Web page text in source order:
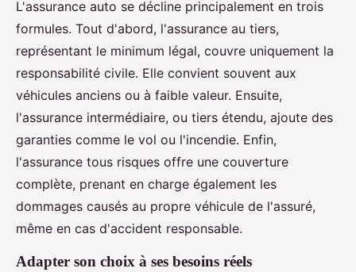
L'assurance auto se décline principalement en trois
formules. Tout d'abord, l'assurance au tiers,
représentant le minimum légal, couvre uniquement la
responsabilité civile. Elle convient souvent aux
véhicules anciens ou à faible valeur. Ensuite,
l'assurance intermédiaire, ou tiers étendu, ajoute des
garanties comme le vol ou l'incendie. Enfin,
l'assurance tous risques offre une couverture
complète, prenant en charge également les
dommages causés au propre véhicule de l'assuré,
même en cas d'accident responsable.
Adapter son choix à ses besoins réels